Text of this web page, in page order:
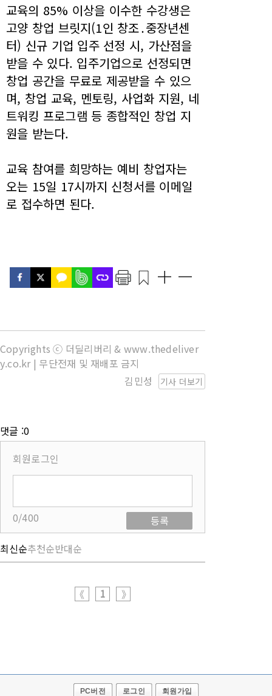
교육의 85% 이상을 이수한 수강생은
고양 창업 브릿지(1인 창조․중장년센
터) 신규 기업 입주 선정 시, 가산점을
받을 수 있다. 입주기업으로 선정되면
창업 공간을 무료로 제공받을 수 있으
며, 창업 교육, 멘토링, 사업화 지원, 네
트워킹 프로그램 등 종합적인 창업 지
원을 받는다.
교육 참여를 희망하는 예비 창업자는
오는 15일 17시까지 신청서를 이메일
로 접수하면 된다.
Copyrights ⓒ 더딜리버리 & www.thedeliver
y.co.kr | 무단전재 및 재배포 금지
기사 더보기
김민성
댓글 :0
회원로그인
0/400
등록
최신순추천순반대순
《 1 》
PC버전 로그인 회원가입